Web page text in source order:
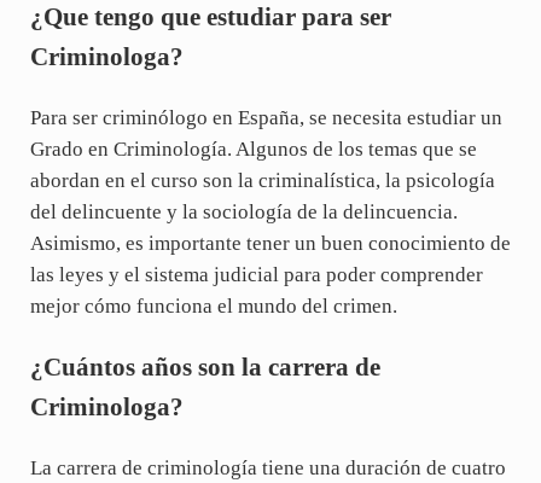
¿Que tengo que estudiar para ser
Criminologa?
Para ser criminólogo en España, se necesita estudiar un
Grado en Criminologí­a. Algunos de los temas que se
abordan en el curso son la criminalística, la psicologí­a
del delincuente y la sociologí­a de la delincuencia.
Asimismo, es importante tener un buen conocimiento de
las leyes y el sistema judicial para poder comprender
mejor cómo funciona el mundo del crimen.
¿Cuántos años son la carrera de
Criminologa?
La carrera de criminologí­a tiene una duración de cuatro